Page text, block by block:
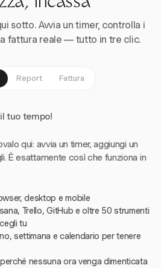
sotto. Avvia un timer, controlla i
fattura reale — tutto in tre clic.
Report Fattura
tuo tempo!
qui: avvia un timer, aggiungi un
È esattamente così che funziona in
desktop e mobile
Trello, GitHub e oltre 50 strumenti
tu
settimana e calendario per tenere
nessuna ora venga dimenticata